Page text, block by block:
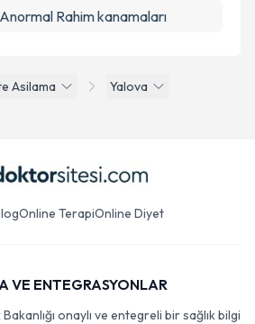
Asilama
Yalova
Rahim kanamaları
Online TerapiOnline Diyet
VE ENTEGRASYONLAR
onaylı ve entegreli bir sağlık bilgi